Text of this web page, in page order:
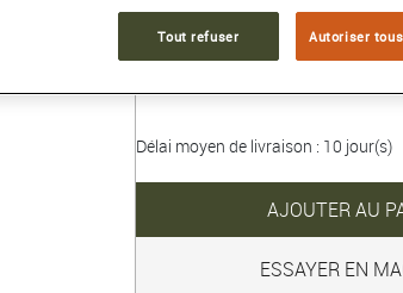
1 690 €
Délai moyen de livraison : 10 jour(s)
AJOUTER AU
ESSAYER EN
Tout refuser Autoriser